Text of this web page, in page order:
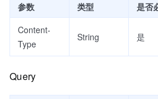
参数 类型 是否
Content-
Type
String 是
Query